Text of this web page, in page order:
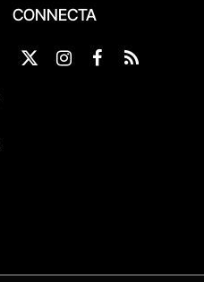
CONNECTA
X
Instagram
Facebook
RSS